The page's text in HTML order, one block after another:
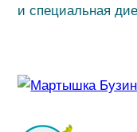
и специальная